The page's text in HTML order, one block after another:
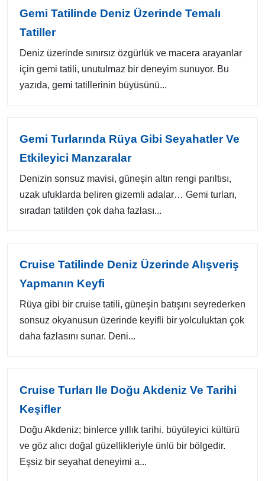
Gemi Tatilinde Deniz Üzerinde Temalı
Tatiller
Deniz üzerinde sınırsız özgürlük ve macera arayanlar
için gemi tatili, unutulmaz bir deneyim sunuyor. Bu
yazıda, gemi tatillerinin büyüsünü...
Gemi Turlarında Rüya Gibi Seyahatler Ve
Etkileyici Manzaralar
Denizin sonsuz mavisi, güneşin altın rengi parıltısı,
uzak ufuklarda beliren gizemli adalar… Gemi turları,
sıradan tatilden çok daha fazlası...
Cruise Tatilinde Deniz Üzerinde Alışveriş
Yapmanın Keyfi
Rüya gibi bir cruise tatili, güneşin batışını seyrederken
sonsuz okyanusun üzerinde keyifli bir yolculuktan çok
daha fazlasını sunar. Deni...
Cruise Turları Ile Doğu Akdeniz Ve Tarihi
Keşifler
Doğu Akdeniz; binlerce yıllık tarihi, büyüleyici kültürü
ve göz alıcı doğal güzellikleriyle ünlü bir bölgedir.
Eşsiz bir seyahat deneyimi a...